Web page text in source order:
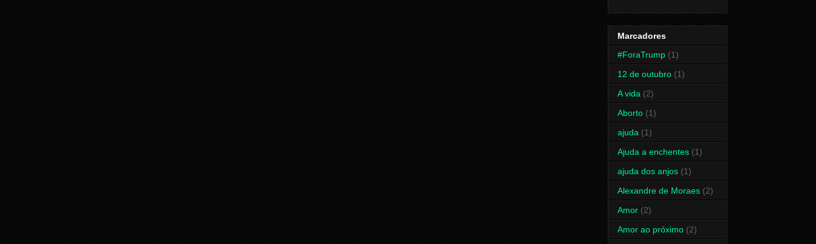
Marcadores
#ForaTrump (1)
12 de outubro (1)
A vida (2)
Aborto (1)
ajuda (1)
Ajuda a enchentes (1)
ajuda dos anjos (1)
Alexandre de Moraes (2)
Amor (2)
Amor ao próximo (2)